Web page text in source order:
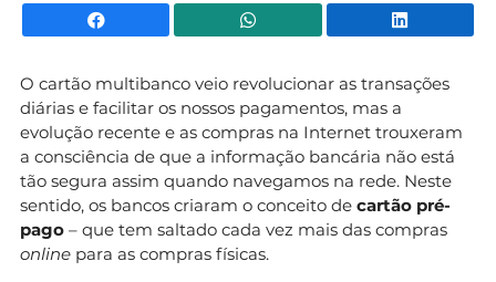
Facebook WhatsApp
O cartão multibanco veio revolucionar as transações
diárias e facilitar os nossos pagamentos, mas a
evolução recente e as compras na Internet trouxeram
a consciência de que a informação bancária não está
tão segura assim quando navegamos na rede. Neste
sentido, os bancos criaram o conceito de cartão pré-
pago – que tem saltado cada vez mais das compras
online para as compras físicas.